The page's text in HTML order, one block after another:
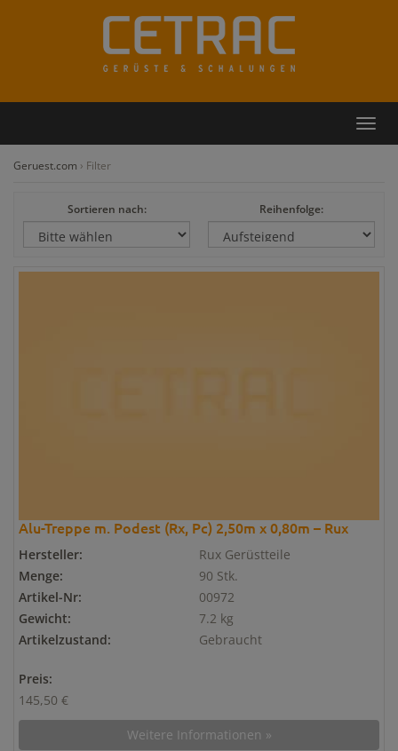
Geruest.com › Filter
Sortieren nach: Reihenfolge:
Alu-Treppe m. Podest (Rx, Pc) 2,50m x 0,80m – Rux
Hersteller:
Rux Gerüstteile
Menge:
90 Stk.
Artikel-Nr:
00972
Gewicht:
7.2 kg
Artikelzustand:
Gebraucht
Preis:
145,50 €
Weitere Informationen »